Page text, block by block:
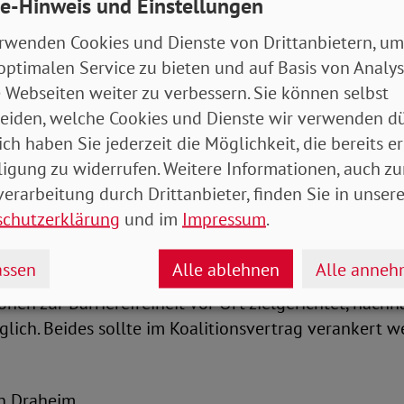
wird. Das SPD-geführte BMAS hat mit
Jahren positive, neue Standards gesetzt. Diese
im Koalitionsvertrag vereinbarten NAP 3.0
sieht der SoVD-Präsident zudem in
Teilhabe kann nur erfolgreich
umgesetzt wird. Ein ‚Bundesprogramm
finanziell ausreichend ausgestattet ist, wichtige
Ort geben. Parallel brauchen wir aber auch
Barrierefreiheit, insbesondere für die private
zur Barrierefreiheit vor Ort zielgerichtet,
Beides sollte im Koalitionsvertrag verankert
Cookies und Dienste von Drittanbietern,
Service zu bieten und auf Basis von
Webseiten weiter zu verbessern. Sie können selbst
welche Cookies und Dienste wir verwenden
haben Sie jederzeit die Möglichkeit, die bereits
zu widerrufen. Weitere Informationen, auch
durch Drittanbieter, finden Sie in
und im Impressum.
Alle ablehnen Alle